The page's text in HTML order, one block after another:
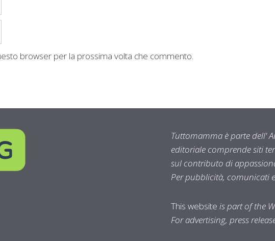
browser per la prossima volta che commento.
Tuttomamma è parte dell'
editoriale comprende siti
sul contributo di
Per pubblicità, comunicati
This website is part of the
For advertising, press